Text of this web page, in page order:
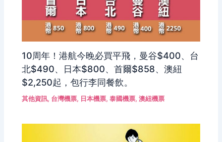
10周年！港航今晚必買平飛，曼谷$400、台
北$490、日本$800、首爾$858、澳紐
$2,250起，包行李同餐飲。
其他資訊, 台灣機票, 日本機票,泰國機票,澳紐機票